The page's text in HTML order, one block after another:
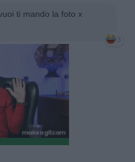
ti mando la foto x
3